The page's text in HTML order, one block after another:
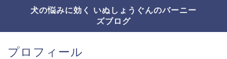
犬の悩みに効く いぬしょうぐんのバーニー
ズブログ
プロフィール